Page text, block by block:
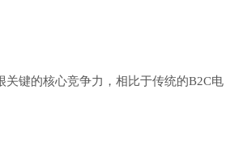
键的核心竞争力，相比于传统的B2C电